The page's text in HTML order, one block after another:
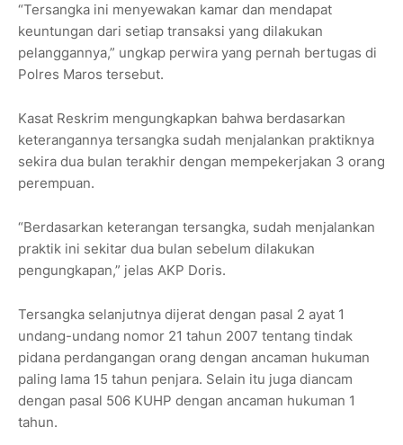
“Tersangka ini menyewakan kamar dan mendapat
keuntungan dari setiap transaksi yang dilakukan
pelanggannya,” ungkap perwira yang pernah bertugas di
Polres Maros tersebut.
Kasat Reskrim mengungkapkan bahwa berdasarkan
keterangannya tersangka sudah menjalankan praktiknya
sekira dua bulan terakhir dengan mempekerjakan 3 orang
perempuan.
“Berdasarkan keterangan tersangka, sudah menjalankan
praktik ini sekitar dua bulan sebelum dilakukan
pengungkapan,” jelas AKP Doris.
Tersangka selanjutnya dijerat dengan pasal 2 ayat 1
undang-undang nomor 21 tahun 2007 tentang tindak
pidana perdangangan orang dengan ancaman hukuman
paling lama 15 tahun penjara. Selain itu juga diancam
dengan pasal 506 KUHP dengan ancaman hukuman 1
tahun.